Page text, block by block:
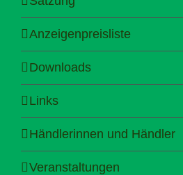
Anzeigenpreisliste
Downloads
Links
Händlerinnen und Händler
Veranstaltungen